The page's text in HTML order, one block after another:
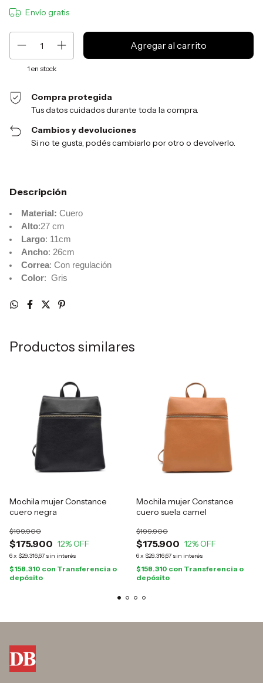
Envío gratis
1 en stock
Compra protegida
Tus datos cuidados durante toda la compra.
Cambios y devoluciones
Si no te gusta, podés cambiarlo por otro o devolverlo.
Descripción
Material: Cuero
Alto:27 cm
Largo: 11cm
Ancho: 26cm
Correa: Con regulación
Color: Gris
Productos similares
Mochila mujer Constance
cuero negra
$175.900
$199.900
12% OFF
6x $29.316,67 sin interés
$158.310 con Transferencia o
depósito
Mochila mujer Constance
cuero suela camel
$175.900
$199.900
12% OFF
6x $29.316,67 sin interés
$158.310 con Transferencia o
depósito